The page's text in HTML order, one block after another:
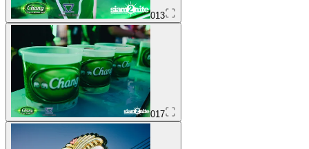
013
017